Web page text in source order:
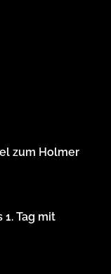
zum Holmer
1. Tag mit